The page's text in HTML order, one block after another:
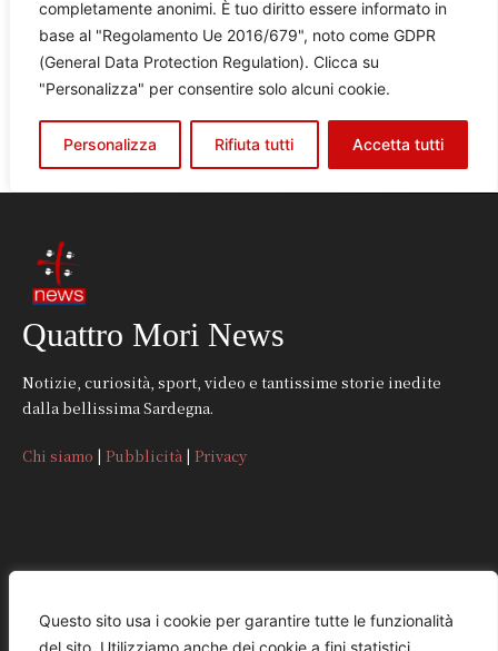
Questo sito usa i cookie per garantire tutte le funzionalità
del sito. Utilizziamo anche dei cookie a fini statistici,
Quattro Mori News
Notizie, curiosità, sport, video e tantissime storie inedite
dalla bellissima Sardegna.
Chi siamo | Pubblicità | Privacy
CONTATTI